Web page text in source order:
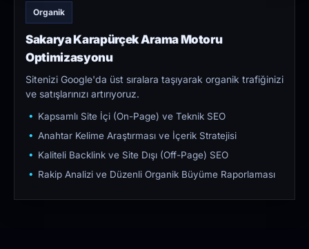
Organik
Sakarya Karapürçek Arama Motoru
Optimizasyonu
Sitenizi Google'da üst sıralara taşıyarak organik trafiğinizi
ve satışlarınızı artırıyoruz.
Kapsamlı Site İçi (On-Page) ve Teknik SEO
Anahtar Kelime Araştırması ve İçerik Stratejisi
Kaliteli Backlink ve Site Dışı (Off-Page) SEO
Rakip Analizi ve Düzenli Organik Büyüme Raporlaması